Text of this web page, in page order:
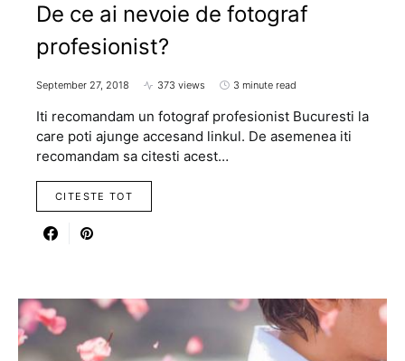
De ce ai nevoie de fotograf
profesionist?
September 27, 2018 373 views 3 minute read
Iti recomandam un fotograf profesionist Bucuresti la
care poti ajunge accesand linkul. De asemenea iti
recomandam sa citesti acest…
CITESTE TOT